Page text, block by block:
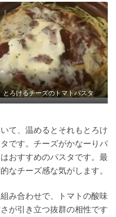
とろけるチーズのトマトパスタ
て、温めるとそれもとろけ
です。チーズがかなーりパ
おすすめのパスタです。最
なチーズ感な気がします。
み合わせで、トマトの酸味
が引き立つ抜群の相性です